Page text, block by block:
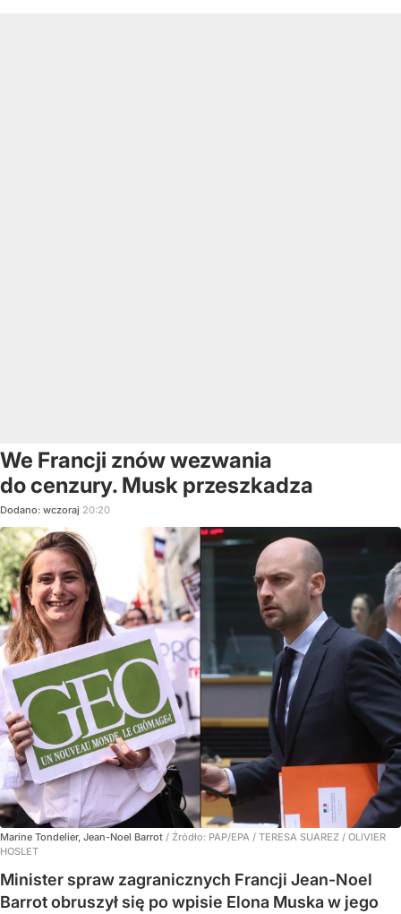
We Francji znów wezwania
do cenzury. Musk przeszkadza
Dodano: wczoraj 20:20
Marine Tondelier, Jean-Noel Barrot / Źródło: PAP/EPA / TERESA SUAREZ / OLIVIER
HOSLET
Minister spraw zagranicznych Francji Jean-Noel
Barrot obruszył się po wpisie Elona Muska w jego